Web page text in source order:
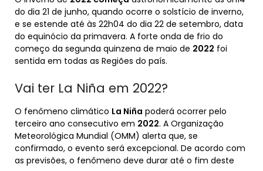
do dia 21 de junho, quando ocorre o solstício de inverno,
e se estende até às 22h04 do dia 22 de setembro, data
do equinócio da primavera. A forte onda de frio do
começo da segunda quinzena de maio de 2022 foi
sentida em todas as Regiões do país.
Vai ter La Niña em 2022?
O fenômeno climático La Niña poderá ocorrer pelo
terceiro ano consecutivo em 2022. A Organização
Meteorológica Mundial (OMM) alerta que, se
confirmado, o evento será excepcional. De acordo com
as previsões, o fenômeno deve durar até o fim deste